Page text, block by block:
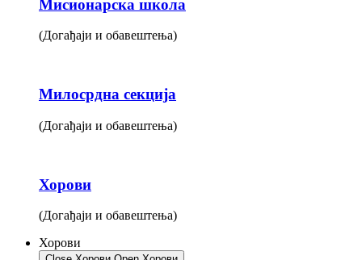
Мисионарска школа
(Догађаји и обавештења)
Милосрдна секција
(Догађаји и обавештења)
Хорови
(Догађаји и обавештења)
Хорови